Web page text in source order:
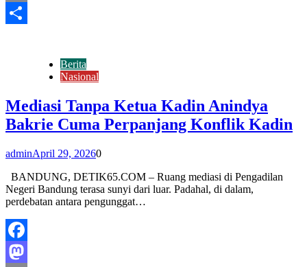
Email
Berita
Nasional
Mediasi Tanpa Ketua Kadin Anindya
Bakrie Cuma Perpanjang Konflik Kadin
adminApril 29, 20260
BANDUNG, DETIK65.COM – Ruang mediasi di Pengadilan
Negeri Bandung terasa sunyi dari luar. Padahal, di dalam,
perdebatan antara pengunggat…
Facebook